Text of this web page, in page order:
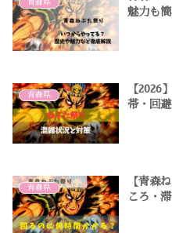
青森県
魅力も
青森県
【2026
帯・回
青森県
【青森
ころ・